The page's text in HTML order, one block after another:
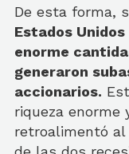
De esta forma,
Estados
enorme
generaron
accionarios.
riqueza enorme
retroalimentó al